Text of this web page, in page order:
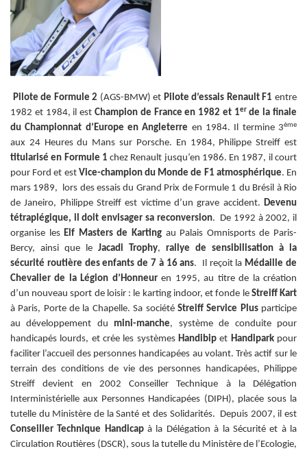
Pilote de Formule 2 (AGS-BMW) et Pilote d’essais Renault F1 entre
1982 et 1984, il est Champion de France en 1982 et 1er de la finale
du Championnat d’Europe en Angleterre en 1984. Il termine 3ème
aux 24 Heures du Mans sur Porsche. En 1984, Philippe Streiff est
titularisé en Formule 1 chez Renault jusqu’en 1986. En 1987, il court
pour Ford et est Vice-champion du Monde de F1 atmosphérique. En
mars 1989, lors des essais du Grand Prix de Formule 1 du Brésil à Rio
de Janeiro, Philippe Streiff est victime d’un grave accident. Devenu
tétraplégique, il doit envisager sa reconversion. De 1992 à 2002, il
organise lesElf Masters de Karting au Palais Omnisports de Paris-
Bercy, ainsi que le Jacadi Trophy, rallye de sensibilisation à la
sécurité routière des enfants de 7 à 16 ans. Il reçoit la Médaille de
Chevalier de la Légion d’Honneuren 1995, au titre de la création
d’un nouveau sport de loisir : le karting indoor, et fonde le Streiff Kart
à Paris, Porte de la Chapelle.Sa société Streiff Service Plusparticipe
au développement du mini-manche, système de conduite pour
handicapés lourds, et crée les systèmes Handibip et Handiparkpour
faciliter l’accueil des personnes handicapées au volant.Très actif sur le
terrain des conditions de vie des personnes handicapées, Philippe
Streiff devient en 2002 Conseiller Technique à la Délégation
Interministérielle aux Personnes Handicapées (DIPH), placée sous la
tutelle du Ministère de la Santé et des Solidarités. Depuis 2007, il est
Conseiller Technique Handicapà la Délégation à la Sécurité et à la
Circulation Routières (DSCR), sous la tutelle du Ministère de l’Ecologie,